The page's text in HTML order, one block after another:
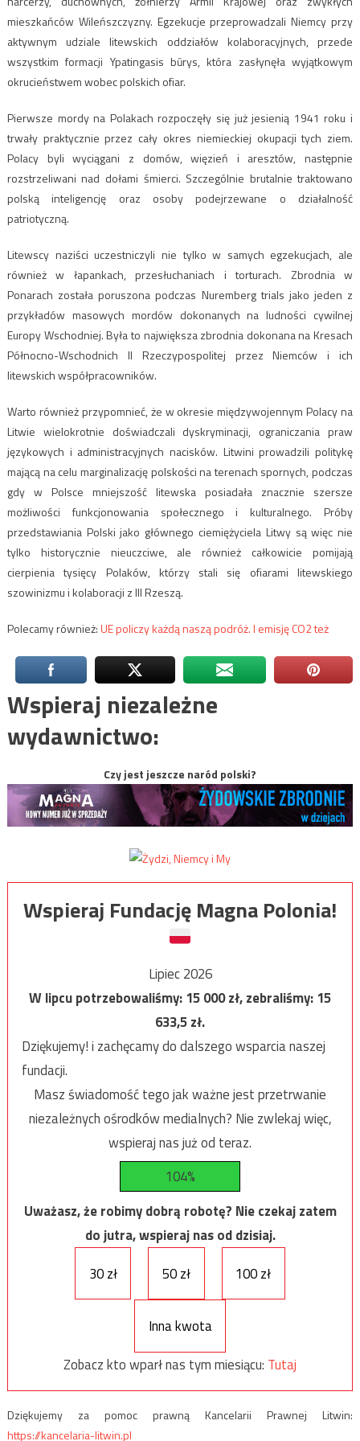
mieszkańców Wileńszczyzny. Egzekucje przeprowadzali Niemcy przy
aktywnym udziale litewskich oddziałów kolaboracyjnych, przede
wszystkim formacji Ypatingasis būrys, która zasłynęła wyjątkowym
okrucieństwem wobec polskich ofiar.
Pierwsze mordy na Polakach rozpoczęły się już jesienią 1941 roku i
trwały praktycznie przez cały okres niemieckiej okupacji tych ziem.
Polacy byli wyciągani z domów, więzień i aresztów, następnie
rozstrzeliwani nad dołami śmierci. Szczególnie brutalnie traktowano
polską inteligencję oraz osoby podejrzewane o działalność
patriotyczną.
Litewscy naziści uczestniczyli nie tylko w samych egzekucjach, ale
również w łapankach, przesłuchaniach i torturach. Zbrodnia w
Ponarach została poruszona podczas Nuremberg trials jako jeden z
przykładów masowych mordów dokonanych na ludności cywilnej
Europy Wschodniej. Była to największa zbrodnia dokonana na Kresach
Północno-Wschodnich II Rzeczypospolitej przez Niemców i ich
litewskich współpracowników.
Warto również przypomnieć, że w okresie międzywojennym Polacy na
Litwie wielokrotnie doświadczali dyskryminacji, ograniczania praw
językowych i administracyjnych nacisków. Litwini prowadzili politykę
mającą na celu marginalizację polskości na terenach spornych, podczas
gdy w Polsce mniejszość litewska posiadała znacznie szersze
możliwości funkcjonowania społecznego i kulturalnego. Próby
przedstawiania Polski jako głównego ciemiężyciela Litwy są więc nie
tylko historycznie nieuczciwe, ale również całkowicie pomijają
cierpienia tysięcy Polaków, którzy stali się ofiarami litewskiego
szowinizmu i kolaboracji z III Rzeszą.
Polecamy również:UE policzy każdą naszą podróż. I emisję CO2 też
Wspieraj niezależne
wydawnictwo:
Czy jest jeszcze naród polski?
Wspieraj Fundację Magna Polonia!
Lipiec 2026
W lipcu potrzebowaliśmy:15 000zł, zebraliśmy:15
633,5zł.
Dziękujemy! i zachęcamy do dalszego wsparcia naszej
fundacji.
Masz świadomość tego jak ważne jest przetrwanie
niezależnych ośrodków medialnych? Nie zwlekaj więc,
wspieraj nas już od teraz.
104%
Uważasz, że robimy dobrą robotę? Nie czekaj zatem
do jutra, wspieraj nas od dzisiaj.
30 zł
50 zł 100 zł
Inna kwota
Zobacz kto wparł nas tym miesiącu: Tutaj
Dziękujemy za pomoc prawną Kancelarii Prawnej Litwin:
https://kancelaria-litwin.pl